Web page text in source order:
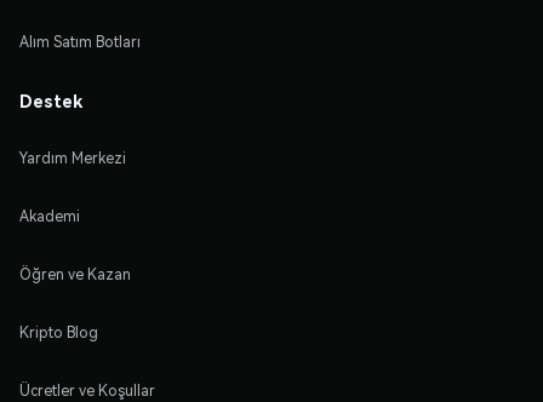
Alım Satım Botları
Destek
Yardım Merkezi
Akademi
Öğren ve Kazan
Kripto Blog
Ücretler ve Koşullar